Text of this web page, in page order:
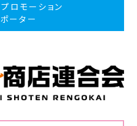
ロモーション
ーター